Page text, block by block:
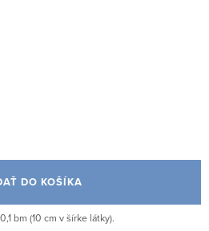
DO KOŠÍKA
bm (10 cm v šírke látky).